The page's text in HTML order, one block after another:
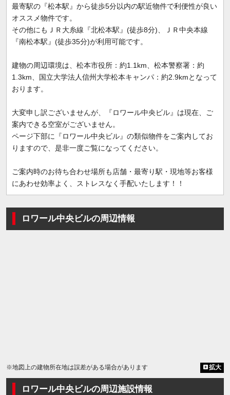
最寄駅の『松本駅』から徒歩5分以内の駅近物件で利便性が良い
オススメ物件です。
その他にもＪＲ大糸線『北松本駅』(徒歩8分)、ＪＲ中央本線
『南松本駅』(徒歩35分)が利用可能です。
建物の周辺環境は、松本市役所：約1.1km、松本警察署：約
1.3km、国立大学法人信州大学松本キャンパ：約2.9kmとなって
おります。
大変申し訳ございませんが、『ロワール中央ビル』は現在、ご
案内できる空室がございません。
ページ下部に『ロワール中央ビル』の類似物件をご案内してお
りますので、是非一度ご覧になってください。
ご案内時のお待ち合わせ場所も店舗・最寄り駅・現地等お客様
にあわせ効率よく、ストレスなく手配いたします！！
ロワール中央ビルの周辺情報
※地図上の建物所在地は誤差がある場合があります 拡大
ロワール中央ビルの周辺施設情報